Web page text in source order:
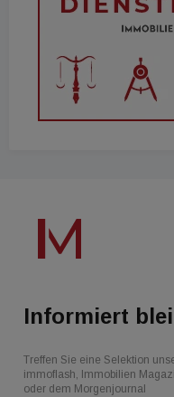
Informiert
Treffen Sie eine Selektion
immoflash, Immobilien
oder dem Morgenjournal